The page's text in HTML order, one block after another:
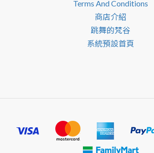
Terms And Conditions
商店介紹
跳舞的梵谷
系統預設首頁